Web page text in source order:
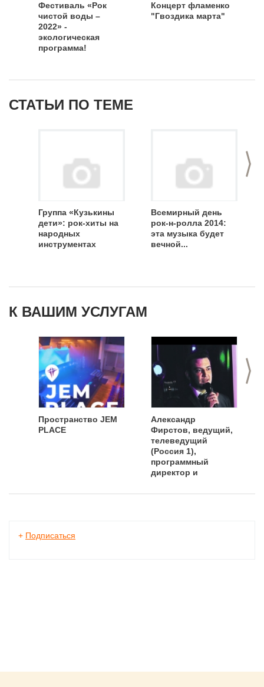
Фестиваль «Рок
чистой воды –
2022» -
экологическая
программа!
Концерт фламенко
"Гвоздика марта"
СТАТЬИ ПО ТЕМЕ
>
Группа «Кузькины
дети»: рок-хиты на
народных
инструментах
Всемирный день
рок-н-ролла 2014:
эта музыка будет
вечной...
К ВАШИМ УСЛУГАМ
>
Пространство JEM
PLACE
Александр
Фирстов, ведущий,
телеведущий
(Россия 1),
программный
директор и
Радио"
+ Подписаться